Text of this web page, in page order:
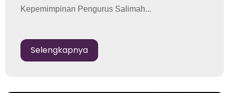
Kepemimpinan Pengurus Salimah...
Selengkapnya